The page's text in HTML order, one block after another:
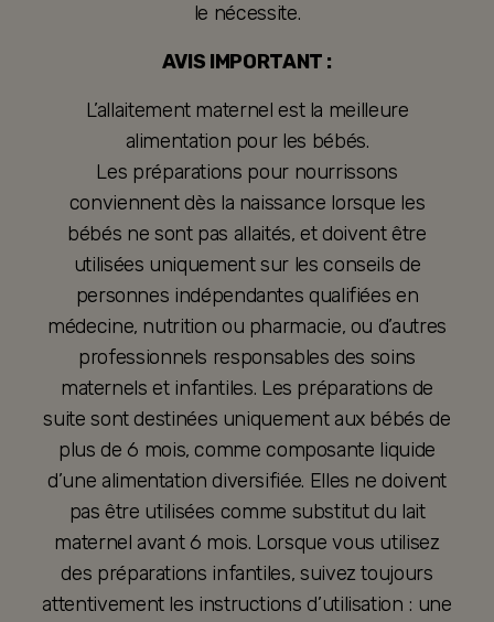
le nécessite.
AVIS IMPORTANT :
L’allaitement maternel est la meilleure
alimentation pour les bébés.
Les préparations pour nourrissons
conviennent dès la naissance lorsque les
bébés ne sont pas allaités, et doivent être
utilisées uniquement sur les conseils de
personnes indépendantes qualifiées en
médecine, nutrition ou pharmacie, ou d’autres
professionnels responsables des soins
maternels et infantiles. Les préparations de
suite sont destinées uniquement aux bébés de
plus de 6 mois, comme composante liquide
d’une alimentation diversifiée. Elles ne doivent
pas être utilisées comme substitut du lait
maternel avant 6 mois. Lorsque vous utilisez
des préparations infantiles, suivez toujours
attentivement les instructions d’utilisation : une